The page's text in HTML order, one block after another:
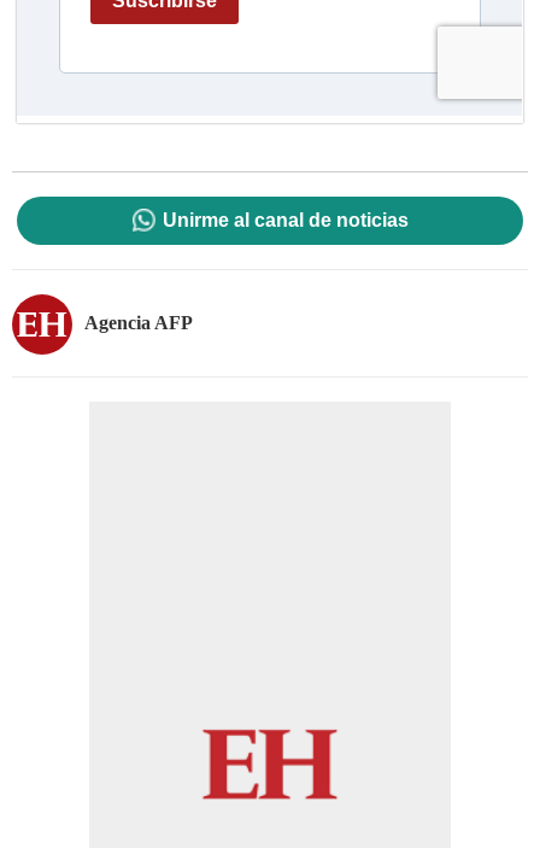
Unirme al canal de noticias
Agencia AFP